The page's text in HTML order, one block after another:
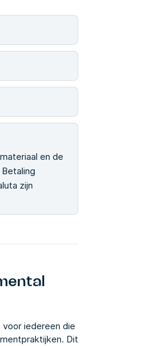
en de
zijn
iedereen die
Dit